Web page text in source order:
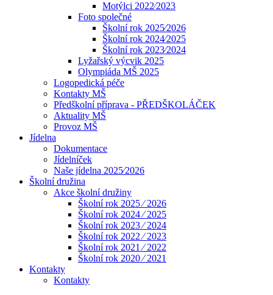
Motýlci 2022⁄2023
Foto společné
Školní rok 2025⁄2026
Školní rok 2024⁄2025
Školní rok 2023⁄2024
Lyžařský výcvik 2025
Olympiáda MŠ 2025
Logopedická péče
Kontakty MŠ
Předškolní příprava - PŘEDŠKOLÁČEK
Aktuality MŠ
Provoz MŠ
Jídelna
Dokumentace
Jídelníček
Naše jídelna 2025⁄2026
Školní družina
Akce školní družiny
Školní rok 2025 ⁄ 2026
Školní rok 2024 ⁄ 2025
Školní rok 2023 ⁄ 2024
Školní rok 2022 ⁄ 2023
Školní rok 2021 ⁄ 2022
Školní rok 2020 ⁄ 2021
Kontakty
Kontakty